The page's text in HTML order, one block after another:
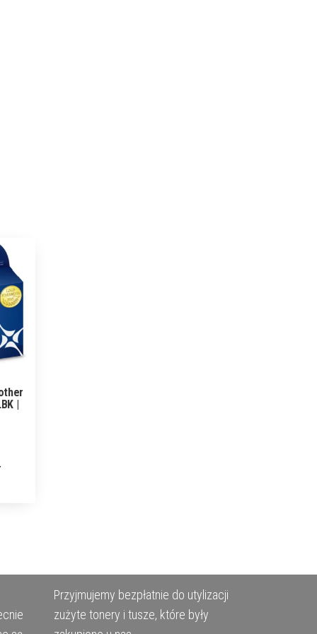
|
Przyjmujemy bezpłatnie do utylizacji
zużyte tonery i tusze, które były